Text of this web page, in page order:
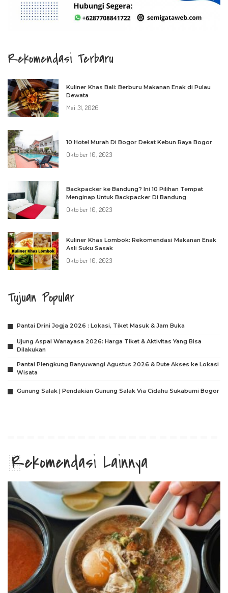
Rekomendasi Terbaru
Kuliner Khas Bali: Berburu Makanan Enak di Pulau
Dewata
Mei 31, 2026
10 Hotel Murah Di Bogor Dekat Kebun Raya Bogor
Oktober 10, 2023
Backpacker ke Bandung? Ini 10 Pilihan Tempat
Menginap Untuk Backpacker Di Bandung
Oktober 10, 2023
Kuliner Khas Lombok: Rekomendasi Makanan Enak
Asli Suku Sasak
Oktober 10, 2023
Tujuan Popular
Pantai Drini Jogja 2026 : Lokasi, Tiket Masuk & Jam Buka
Ujung Aspal Wanayasa 2026: Harga Tiket & Aktivitas Yang Bisa
Dilakukan
Pantai Plengkung Banyuwangi Agustus 2026 & Rute Akses ke Lokasi
Wisata
Gunung Salak | Pendakian Gunung Salak Via Cidahu Sukabumi Bogor
Rekomendasi Lainnya